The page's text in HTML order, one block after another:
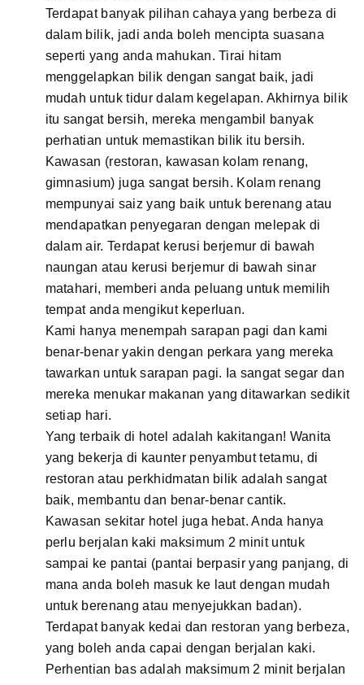
Terdapat banyak pilihan cahaya yang berbeza di
dalam bilik, jadi anda boleh mencipta suasana
seperti yang anda mahukan. Tirai hitam
menggelapkan bilik dengan sangat baik, jadi
mudah untuk tidur dalam kegelapan. Akhirnya bilik
itu sangat bersih, mereka mengambil banyak
perhatian untuk memastikan bilik itu bersih.
Kawasan (restoran, kawasan kolam renang,
gimnasium) juga sangat bersih. Kolam renang
mempunyai saiz yang baik untuk berenang atau
mendapatkan penyegaran dengan melepak di
dalam air. Terdapat kerusi berjemur di bawah
naungan atau kerusi berjemur di bawah sinar
matahari, memberi anda peluang untuk memilih
tempat anda mengikut keperluan.
Kami hanya menempah sarapan pagi dan kami
benar-benar yakin dengan perkara yang mereka
tawarkan untuk sarapan pagi. Ia sangat segar dan
mereka menukar makanan yang ditawarkan sedikit
setiap hari.
Yang terbaik di hotel adalah kakitangan! Wanita
yang bekerja di kaunter penyambut tetamu, di
restoran atau perkhidmatan bilik adalah sangat
baik, membantu dan benar-benar cantik.
Kawasan sekitar hotel juga hebat. Anda hanya
perlu berjalan kaki maksimum 2 minit untuk
sampai ke pantai (pantai berpasir yang panjang, di
mana anda boleh masuk ke laut dengan mudah
untuk berenang atau menyejukkan badan).
Terdapat banyak kedai dan restoran yang berbeza,
yang boleh anda capai dengan berjalan kaki.
Perhentian bas adalah maksimum 2 minit berjalan